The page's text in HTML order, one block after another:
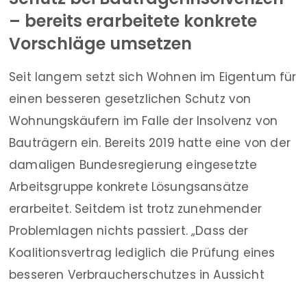
– bereits erarbeitete konkrete
Vorschläge umsetzen
Seit langem setzt sich Wohnen im Eigentum für
einen besseren gesetzlichen Schutz von
Wohnungskäufern im Falle der Insolvenz von
Bauträgern ein. Bereits 2019 hatte eine von der
damaligen Bundesregierung eingesetzte
Arbeitsgruppe konkrete Lösungsansätze
erarbeitet. Seitdem ist trotz zunehmender
Problemlagen nichts passiert. „Dass der
Koalitionsvertrag lediglich die Prüfung eines
besseren Verbraucherschutzes in Aussicht